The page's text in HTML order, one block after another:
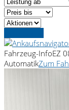
Fahrzeug-InfoEZ
AutomatikZum